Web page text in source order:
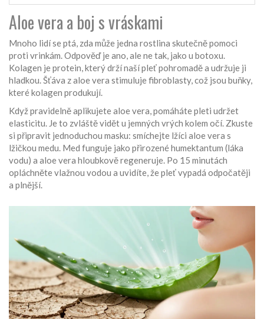
Aloe vera a boj s vráskami
Mnoho lidí se ptá, zda může jedna rostlina skutečně pomoci
proti vrinkám. Odpověď je ano, ale ne tak, jako u botoxu.
Kolagen je protein, který drží naší pleť pohromadě a udržuje ji
hladkou. Šťáva z aloe vera stimuluje fibroblasty, což jsou buňky,
které kolagen produkují.
Když pravidelně aplikujete aloe vera, pomáháte pleti udržet
elasticitu. Je to zvláště vidět u jemných vrých kolem očí. Zkuste
si připravit jednoduchou masku: smíchejte lžíci aloe vera s
lžičkou medu. Med funguje jako přirozené humektantum (láka
vodu) a aloe vera hloubkově regeneruje. Po 15 minutách
opláchněte vlažnou vodou a uvidíte, že pleť vypadá odpočatěji
a plnější.